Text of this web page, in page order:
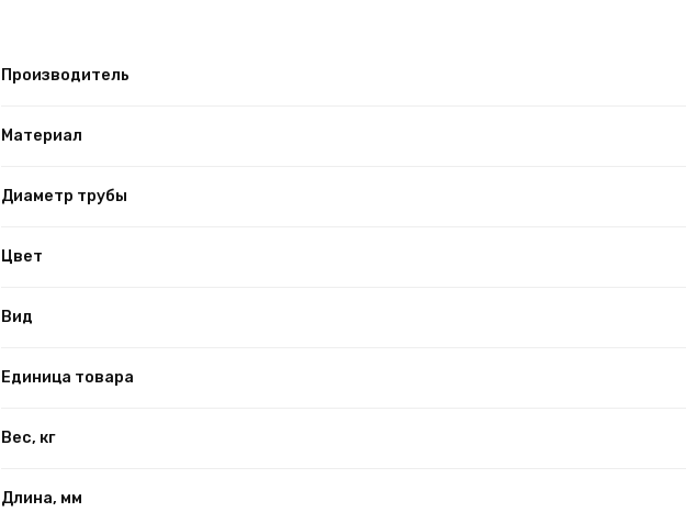
Производитель
Материал
Диаметр трубы
Цвет
Вид
Единица товара
Вес, кг
Длина, мм